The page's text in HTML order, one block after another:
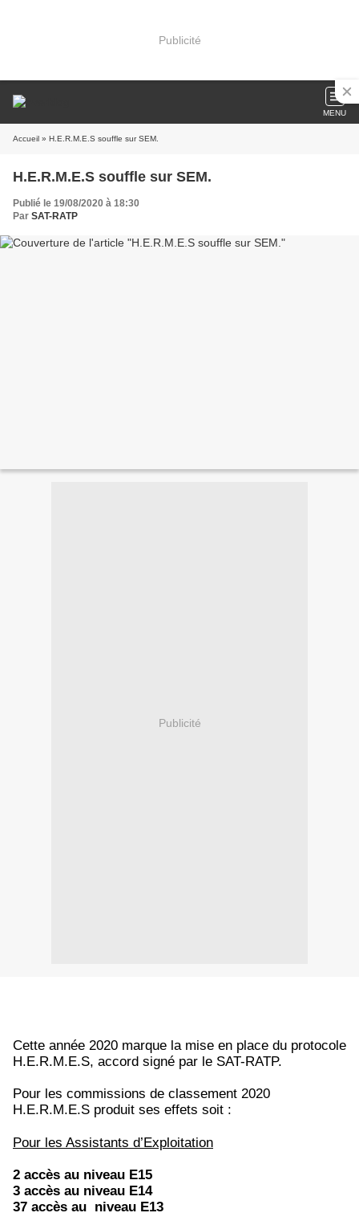
Publicité
MENU
Accueil » H.E.R.M.E.S souffle sur SEM.
H.E.R.M.E.S souffle sur SEM.
Publié le 19/08/2020 à 18:30
Par SAT-RATP
Publicité
Cette année 2020 marque la mise en place du protocole
H.E.R.M.E.S, accord signé par le SAT-RATP.
Pour les commissions de classement 2020
H.E.R.M.E.S produit ses effets soit :
Pour les Assistants d’Exploitation
2 accès au niveau E15
3 accès au niveau E14
37 accès au niveau E13